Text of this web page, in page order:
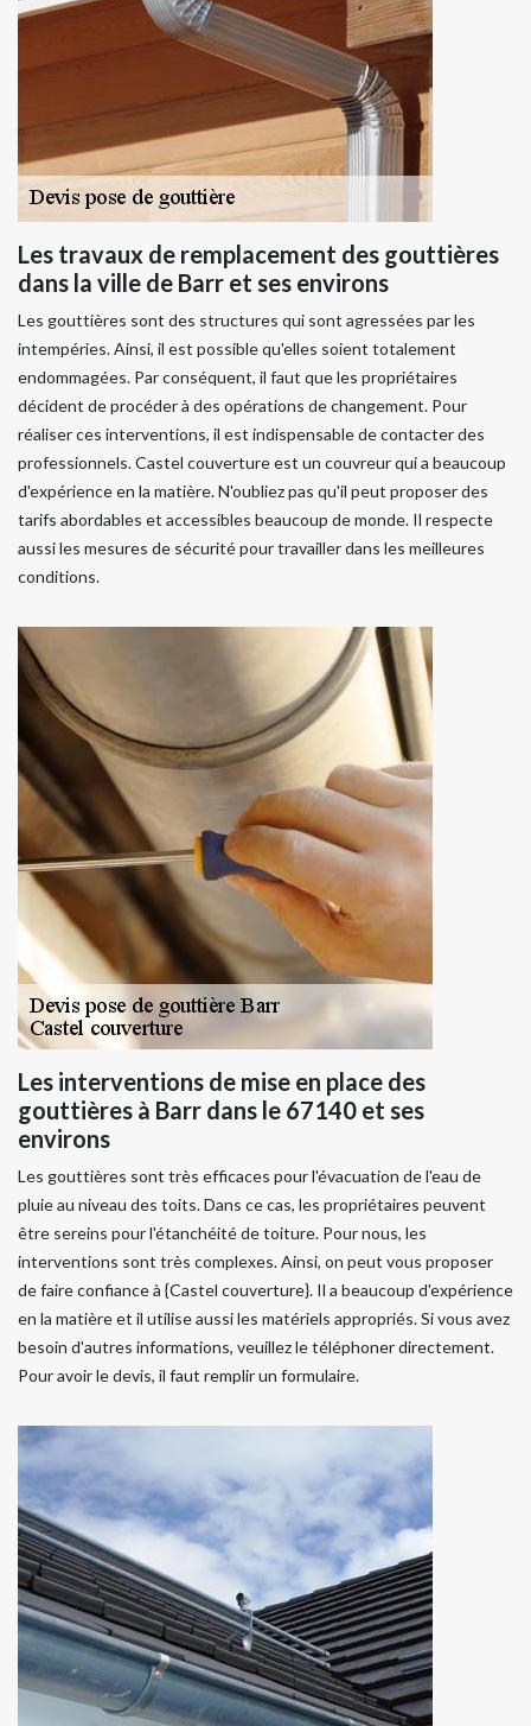
Les travaux de remplacement des gouttières
dans la ville de Barr et ses environs
Les gouttières sont des structures qui sont agressées par les
intempéries. Ainsi, il est possible qu'elles soient totalement
endommagées. Par conséquent, il faut que les propriétaires
décident de procéder à des opérations de changement. Pour
réaliser ces interventions, il est indispensable de contacter des
professionnels. Castel couverture est un couvreur qui a beaucoup
d'expérience en la matière. N'oubliez pas qu'il peut proposer des
tarifs abordables et accessibles beaucoup de monde. Il respecte
aussi les mesures de sécurité pour travailler dans les meilleures
conditions.
Les interventions de mise en place des
gouttières à Barr dans le 67140 et ses
environs
Les gouttières sont très efficaces pour l'évacuation de l'eau de
pluie au niveau des toits. Dans ce cas, les propriétaires peuvent
être sereins pour l'étanchéité de toiture. Pour nous, les
interventions sont très complexes. Ainsi, on peut vous proposer
de faire confiance à {Castel couverture}. Il a beaucoup d'expérience
en la matière et il utilise aussi les matériels appropriés. Si vous avez
besoin d'autres informations, veuillez le téléphoner directement.
Pour avoir le devis, il faut remplir un formulaire.